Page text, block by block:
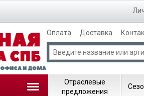
Оплата Доставка
Отраслевые
предложения